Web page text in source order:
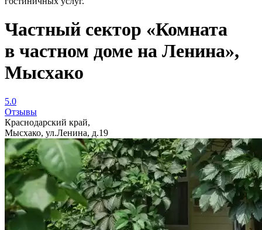
Частный сектор «Комната
в частном доме на Ленина»,
Мысхако
5.0
Отзывы
Краснодарский край,
Мысхако, ул.Ленина, д.19